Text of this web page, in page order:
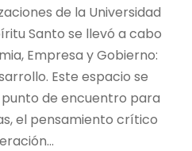
de la Universidad
Santo se llevó a cabo
Empresa y Gobierno:
Este espacio se
de encuentro para
el pensamiento crítico